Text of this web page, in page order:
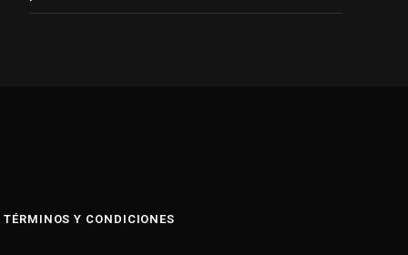
TÉRMINOS Y CONDICIONES